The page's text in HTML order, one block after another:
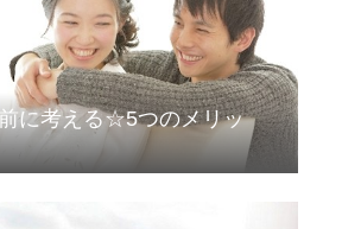
に考える☆5つのメリッ